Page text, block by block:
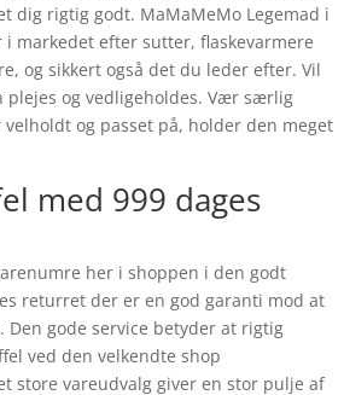
dig rigtig godt. MaMaMeMo Legemad i
markedet efter sutter, flaskevarmere
og sikkert også det du leder efter. Vil
plejes og vedligeholdes. Vær særlig
og passet på, holder den meget
med 999 dages
her i shoppen i den godt
returret der er en god garanti mod at
gode service betyder at rigtig
ved den velkendte shop
store vareudvalg giver en stor pulje af